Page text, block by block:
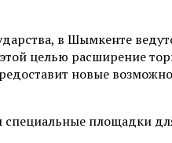
в Шымкенте
целью расширение
новые
специальные площадки